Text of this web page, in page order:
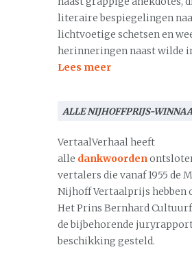
literaire bespiegelingen
lichtvoetige schetsen en
herinneringen naast wilde
Lees meer
ALLE NIJHOFFPRIJS-
VertaalVerhaal heeft
alle dankwoorden
vertalers die vanaf 1955 de
Nijhoff Vertaalprijs hebben
Het Prins Bernhard
de bijbehorende
beschikking gesteld.